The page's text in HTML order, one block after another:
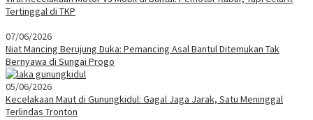
Tertinggal di TKP
07/06/2026
Niat Mancing Berujung Duka: Pemancing Asal Bantul Ditemukan Tak
Bernyawa di Sungai Progo
05/06/2026
Kecelakaan Maut di Gunungkidul: Gagal Jaga Jarak, Satu Meninggal
Terlindas Tronton